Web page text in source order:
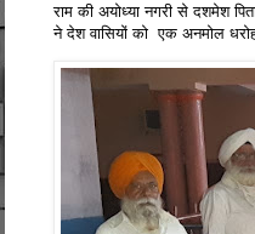
राम की अयोध्या नगरी से दशमेश
ने देश वासियों को एक अनमोल